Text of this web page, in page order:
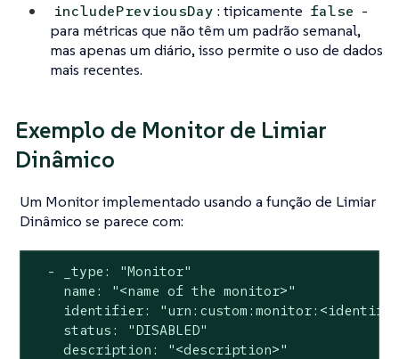
includePreviousDay : tipicamente false -
para métricas que não têm um padrão semanal,
mas apenas um diário, isso permite o uso de dados
mais recentes.
Exemplo de Monitor de Limiar
Dinâmico
Um Monitor implementado usando a função de Limiar
Dinâmico se parece com:
  - _type: "Monitor"
    name: "<name of the monitor>"
identifier:
    status: "DISABLED"
    description: "<description>"